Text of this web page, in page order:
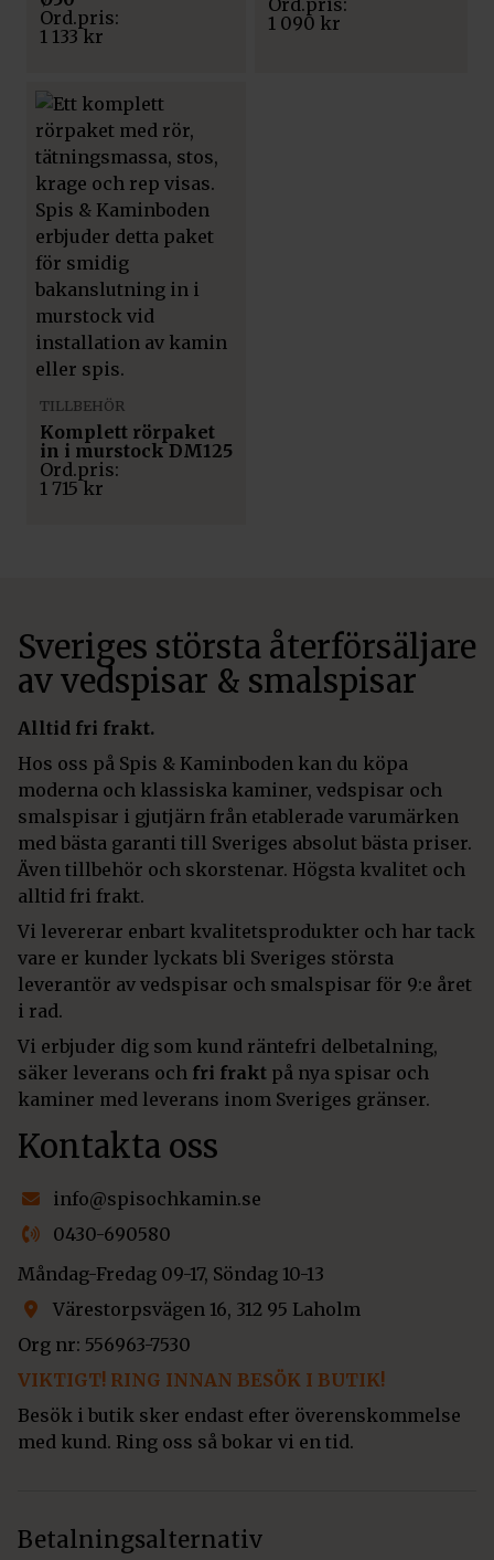
1 133kr
1 090 kr
TILLBEHÖR
Komplett rörpaket
in i murstock DM125
1 715 kr
Sveriges största återförsäljare
av vedspisar & smalspisar
Alltid fri frakt.
Hos oss på Spis & Kaminboden kan du köpa
moderna och klassiska kaminer, vedspisar och
smalspisar i gjutjärn från etablerade varumärken
med bästa garanti till Sveriges absolut bästa priser.
Även tillbehör och skorstenar. Högsta kvalitet och
alltid fri frakt.
Vi levererar enbart kvalitetsprodukter och har tack
vare er kunder lyckats bli Sveriges största
leverantör av vedspisar och smalspisar för 9:e året
i rad.
Vi erbjuder dig som kund räntefri delbetalning,
säker leverans och fri frakt på nya spisar och
kaminer med leverans inom Sveriges gränser.
Kontakta oss
info@spisochkamin.se
0430-690580
Måndag-Fredag 09-17, Söndag 10-13
Värestorpsvägen 16, 312 95 Laholm
Org nr: 556963-7530
VIKTIGT! RING INNAN BESÖK I BUTIK!
Besök i butik sker endast efter överenskommelse
med kund. Ring oss så bokar vi en tid.
Betalningsalternativ